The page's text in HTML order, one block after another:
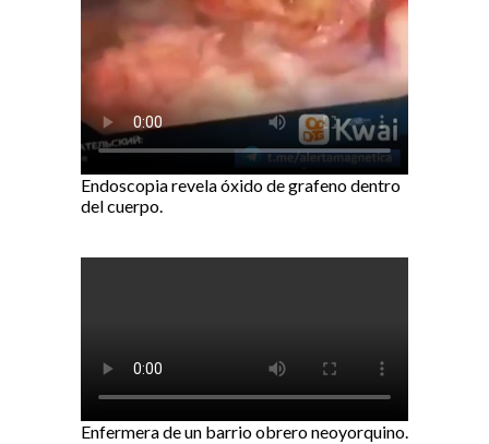
Endoscopia revela óxido de grafeno dentro
del cuerpo.
Enfermera de un barrio obrero neoyorquino.